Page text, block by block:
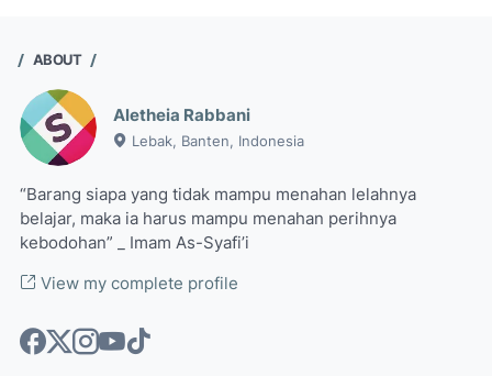
ABOUT
Aletheia Rabbani
Lebak, Banten, Indonesia
“Barang siapa yang tidak mampu menahan lelahnya
belajar, maka ia harus mampu menahan perihnya
kebodohan” _ Imam As-Syafi’i
View my complete profile